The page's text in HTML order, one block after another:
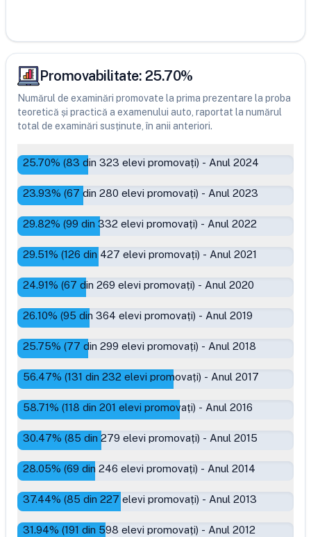
Promovabilitate: 25.70%
Numărul de examinări promovate la prima prezentare la proba
teoretică și practică a examenului auto, raportat la numărul
total de examinări susținute, în anii anteriori.
25.70% (83 din 323 elevi promovați) - Anul 2024
23.93% (67 din 280 elevi promovați) - Anul 2023
29.82% (99 din 332 elevi promovați) - Anul 2022
29.51% (126 din 427 elevi promovați) - Anul 2021
24.91% (67 din 269 elevi promovați) - Anul 2020
26.10% (95 din 364 elevi promovați) - Anul 2019
25.75% (77 din 299 elevi promovați) - Anul 2018
56.47% (131 din 232 elevi promovați) - Anul 2017
58.71% (118 din 201 elevi promovați) - Anul 2016
30.47% (85 din 279 elevi promovați) - Anul 2015
28.05% (69 din 246 elevi promovați) - Anul 2014
37.44% (85 din 227 elevi promovați) - Anul 2013
31.94% (191 din 598 elevi promovați) - Anul 2012